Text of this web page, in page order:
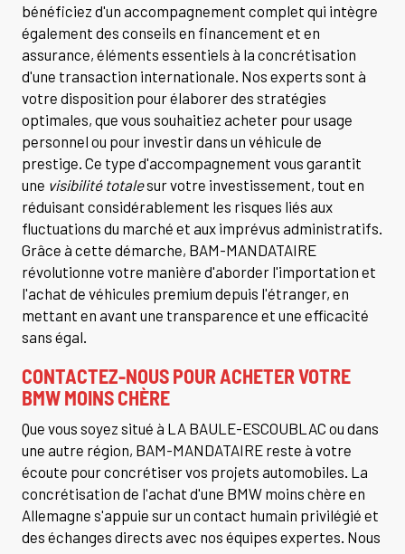
bénéficiez d'un accompagnement complet qui intègre
également des conseils en financement et en
assurance, éléments essentiels à la concrétisation
d'une transaction internationale. Nos experts sont à
votre disposition pour élaborer des stratégies
optimales, que vous souhaitiez acheter pour usage
personnel ou pour investir dans un véhicule de
prestige. Ce type d'accompagnement vous garantit
une visibilité totalesur votre investissement, tout en
réduisant considérablement les risques liés aux
fluctuations du marché et aux imprévus administratifs.
Grâce à cette démarche, BAM-MANDATAIRE
révolutionne votre manière d'aborder l'importation et
l'achat de véhicules premium depuis l'étranger, en
mettant en avant une transparence et une efficacité
sans égal.
CONTACTEZ-NOUS POUR ACHETER VOTRE
BMW MOINS CHÈRE
Que vous soyez situé à LA BAULE-ESCOUBLAC ou dans
une autre région, BAM-MANDATAIRE reste à votre
écoute pour concrétiser vos projets automobiles. La
concrétisation de l'achat d'une BMW moins chère en
Allemagne s'appuie sur un contact humain privilégié et
des échanges directs avec nos équipes expertes. Nous